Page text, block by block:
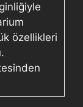
özellikleri